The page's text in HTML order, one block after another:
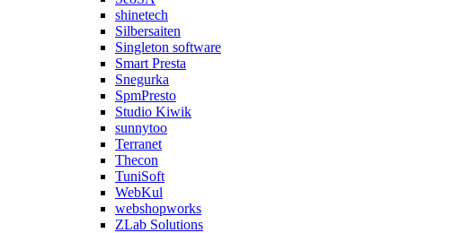
shinetech
Silbersaiten
Singleton software
Smart Presta
Snegurka
SpmPresto
Studio Kiwik
sunnytoo
Terranet
Thecon
TuniSoft
WebKul
webshopworks
ZLab Solutions